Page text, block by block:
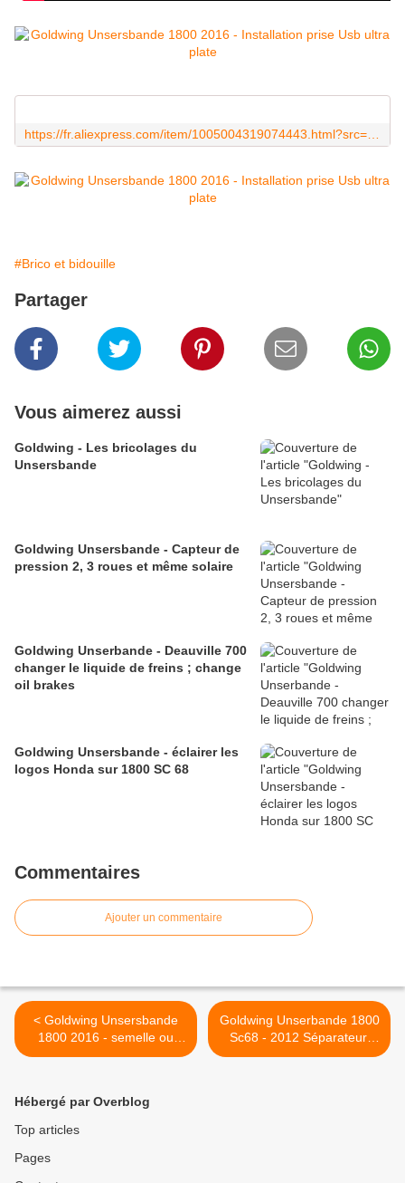
#Brico et bidouille
Partager
Vous aimerez aussi
Goldwing - Les bricolages du
Unsersbande
Goldwing Unsersbande - Capteur de
pression 2, 3 roues et même solaire
Goldwing Unserbande - Deauville 700
changer le liquide de freins ; change
oil brakes
Goldwing Unsersbande - éclairer les
logos Honda sur 1800 SC 68
Commentaires
Ajouter un commentaire
< Goldwing Unsersbande
1800 2016 - semelle ou
élargisseur de béquille
Goldwing Unserbande 1800
Sc68 - 2012 Séparateur,
isolateur de faisceau et
Hébergé par Overblog
Top articles
Pages